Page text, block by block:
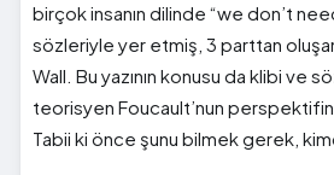
birçok insanın dilinde “we don’t
sözleriyle yer etmiş, 3 parttan
Wall. Bu yazının konusu da klibi ve
teorisyen Foucault’nun
Tabii ki önce şunu bilmek gerek,